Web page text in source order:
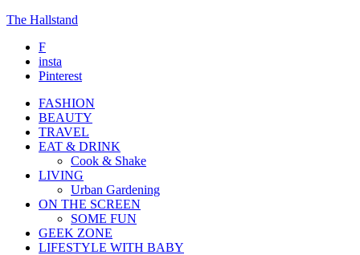
The Hallstand
F
insta
Pinterest
FASHION
BEAUTY
TRAVEL
EAT & DRINK
Cook & Shake
LIVING
Urban Gardening
ON THE SCREEN
SOME FUN
GEEK ZONE
LIFESTYLE WITH BABY